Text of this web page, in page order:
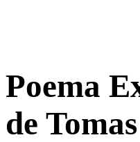
Poema
de